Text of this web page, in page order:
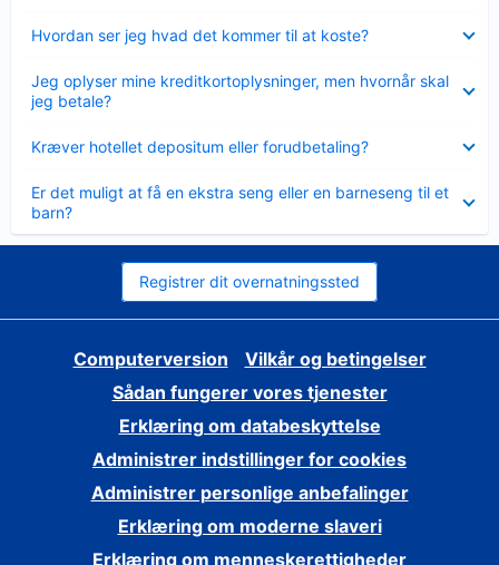
Hvordan ser jeg hvad det kommer til at koste?
Jeg oplyser mine kreditkortoplysninger, men hvornår skal
jeg betale?
Kræver hotellet depositum eller forudbetaling?
Er det muligt at få en ekstra seng eller en barneseng til et
barn?
Registrer dit overnatningssted
Computerversion
Vilkår og betingelser
Sådan fungerer vores tjenester
Erklæring om databeskyttelse
Administrer indstillinger for cookies
Administrer personlige anbefalinger
Erklæring om moderne slaveri
Erklæring om menneskerettigheder